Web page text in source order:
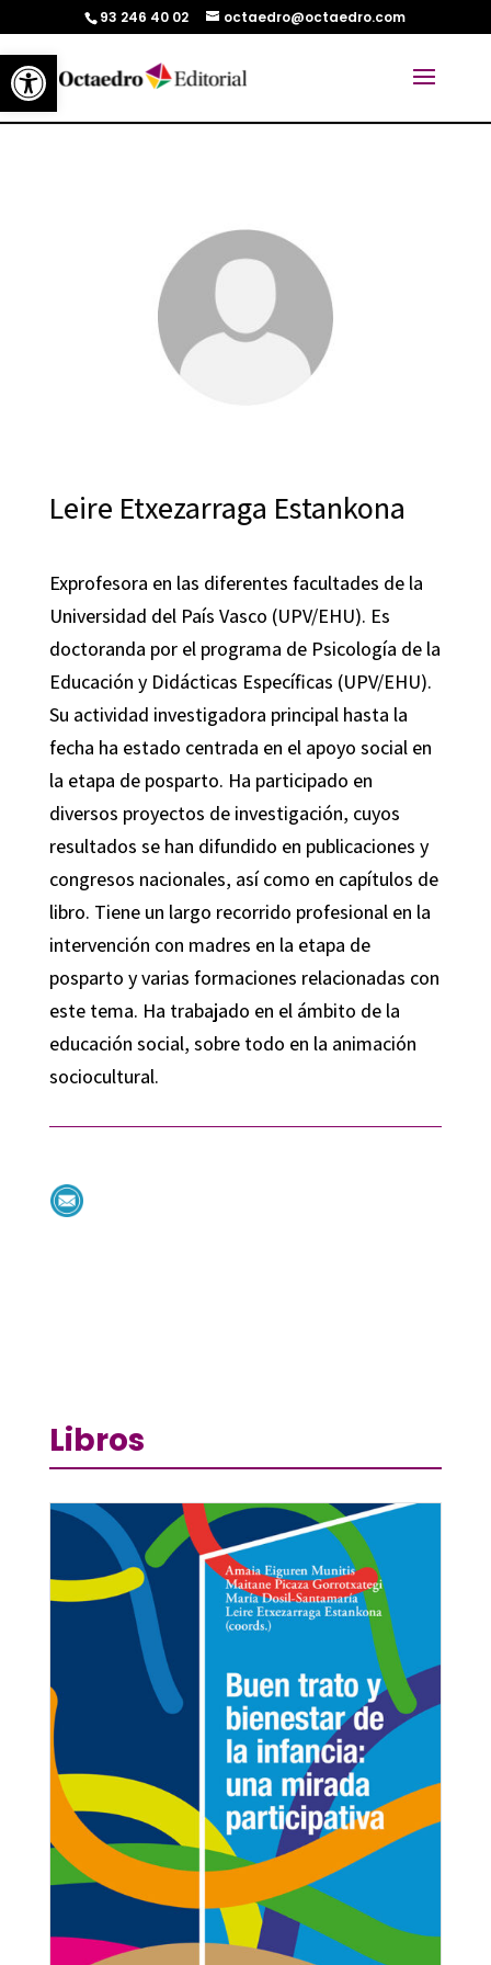
Abrir barra de herramientas
93 246 40 02 octaedro@octaedro.com
Leire Etxezarraga Estankona
Exprofesora en las diferentes facultades de la
Universidad del País Vasco (UPV/EHU). Es
doctoranda por el programa de Psicología de la
Educación y Didácticas Específicas (UPV/EHU).
Su actividad investigadora principal hasta la
fecha ha estado centrada en el apoyo social en
la etapa de posparto. Ha participado en
diversos proyectos de investigación, cuyos
resultados se han difundido en publicaciones y
congresos nacionales, así como en capítulos de
libro. Tiene un largo recorrido profesional en la
intervención con madres en la etapa de
posparto y varias formaciones relacionadas con
este tema. Ha trabajado en el ámbito de la
educación social, sobre todo en la animación
sociocultural.
Libros